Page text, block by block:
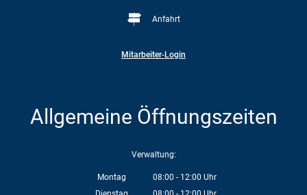
Anfahrt
Mitarbeiter-Login
Allgemeine Öffnungszeiten
Verwaltung:
Montag 08:00 - 12:00 Uhr
Von 08:00 bis 12:00 Uhr